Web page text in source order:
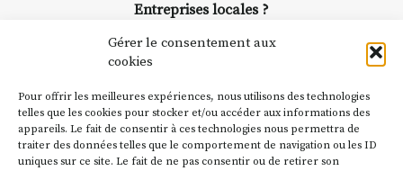
Gérer le consentement aux
cookies
Pour offrir les meilleures expériences, nous utilisons des technologies
telles que les cookies pour stocker et/ou accéder aux informations des
appareils. Le fait de consentir à ces technologies nous permettra de
traiter des données telles que le comportement de navigation ou les ID
uniques sur ce site. Le fait de ne pas consentir ou de retirer son
Entreprises locales ?
Suivez toute l'actu de Strada